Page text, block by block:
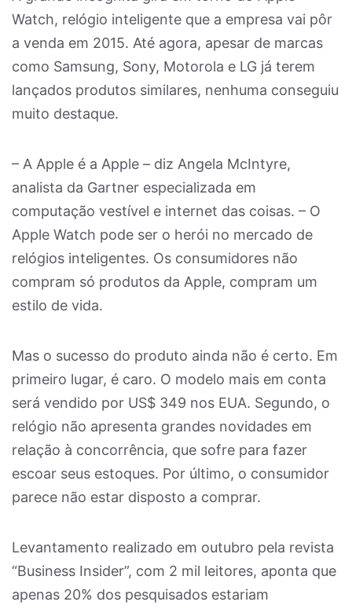
Watch, relógio inteligente que a empresa vai pôr
a venda em 2015. Até agora, apesar de marcas
como Samsung, Sony, Motorola e LG já terem
lançados produtos similares, nenhuma conseguiu
muito destaque.
– A Apple é a Apple – diz Angela McIntyre,
analista da Gartner especializada em
computação vestível e internet das coisas. – O
Apple Watch pode ser o herói no mercado de
relógios inteligentes. Os consumidores não
compram só produtos da Apple, compram um
estilo de vida.
Mas o sucesso do produto ainda não é certo. Em
primeiro lugar, é caro. O modelo mais em conta
será vendido por US$ 349 nos EUA. Segundo, o
relógio não apresenta grandes novidades em
relação à concorrência, que sofre para fazer
escoar seus estoques. Por último, o consumidor
parece não estar disposto a comprar.
Levantamento realizado em outubro pela revista
“Business Insider”, com 2 mil leitores, aponta que
apenas 20% dos pesquisados estariam